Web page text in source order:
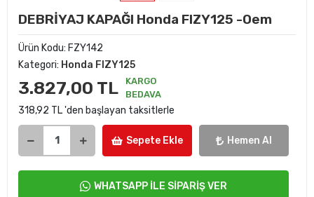
DEBRİYAJ KAPAĞI Honda FIZY125 -Oem
Ürün Kodu: FZY142
Kategori: Honda FIZY125
3.827,00 TL
KARGO
BEDAVA
318,92 TL 'den başlayan taksitlerle
Sepete Ekle Hemen Al
WHATSAPP İLE SİPARİŞ VER